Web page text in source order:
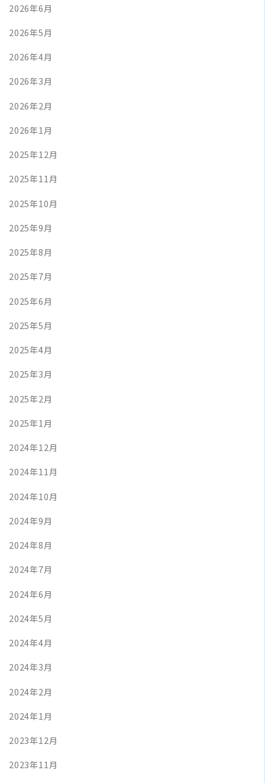
2026年6月
2026年5月
2026年4月
2026年3月
2026年2月
2026年1月
2025年12月
2025年11月
2025年10月
2025年9月
2025年8月
2025年7月
2025年6月
2025年5月
2025年4月
2025年3月
2025年2月
2025年1月
2024年12月
2024年11月
2024年10月
2024年9月
2024年8月
2024年7月
2024年6月
2024年5月
2024年4月
2024年3月
2024年2月
2024年1月
2023年12月
2023年11月